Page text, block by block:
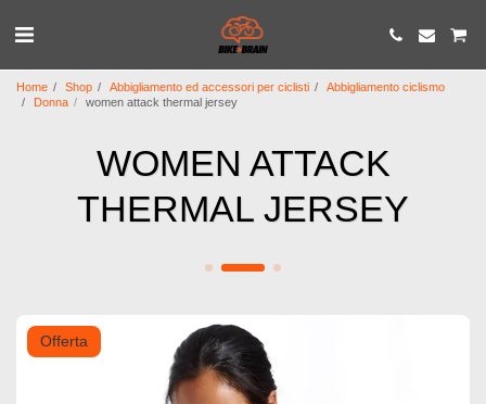
Home Shop Abbigliamento ed accessori per ciclisti
Abbigliamento ciclismo
Donna
women attack thermal jersey
WOMEN ATTACK
THERMAL JERSEY
Offerta